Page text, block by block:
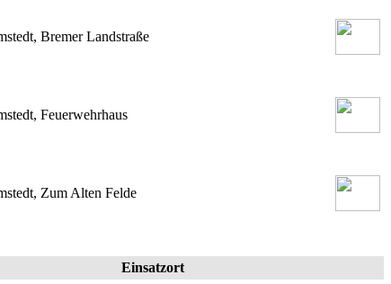
Bremer Landstraße
Feuerwehrhaus
Zum Alten Felde
Einsatzort